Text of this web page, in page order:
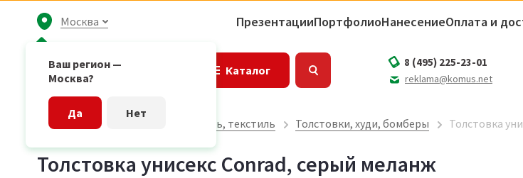
Москва
Ваш регион —
Москва?
Да Нет
ПрезентацииПортфолиоНанесениеОплата и
Каталог
8 (495) 225-23-01
reklama@komus.net
Главная страница Одежда, обувь, текстиль Толстовки, худи, бомберы Толстовка
Толстовка унисекс Conrad, серый меланж